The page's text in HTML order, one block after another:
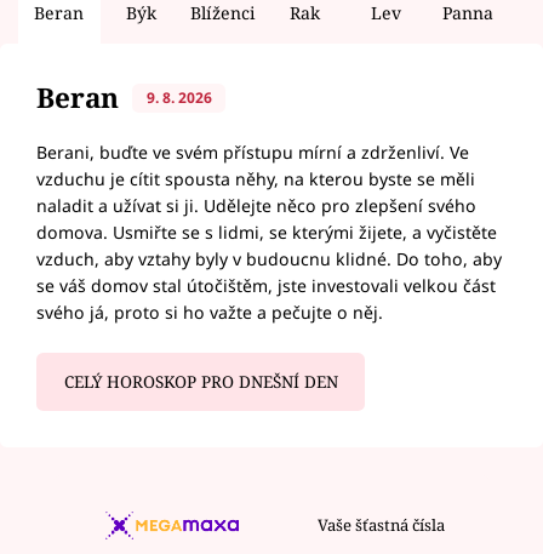
Beran Býk Blíženci Rak Lev Panna
Beran 9. 8. 2026
Berani, buďte ve svém přístupu mírní a zdrženliví. Ve
vzduchu je cítit spousta něhy, na kterou byste se měli
naladit a užívat si ji. Udělejte něco pro zlepšení svého
domova. Usmiřte se s lidmi, se kterými žijete, a vyčistěte
vzduch, aby vztahy byly v budoucnu klidné. Do toho, aby
se váš domov stal útočištěm, jste investovali velkou část
svého já, proto si ho važte a pečujte o něj.
CELÝ HOROSKOP PRO DNEŠNÍ DEN
Vaše šťastná čísla